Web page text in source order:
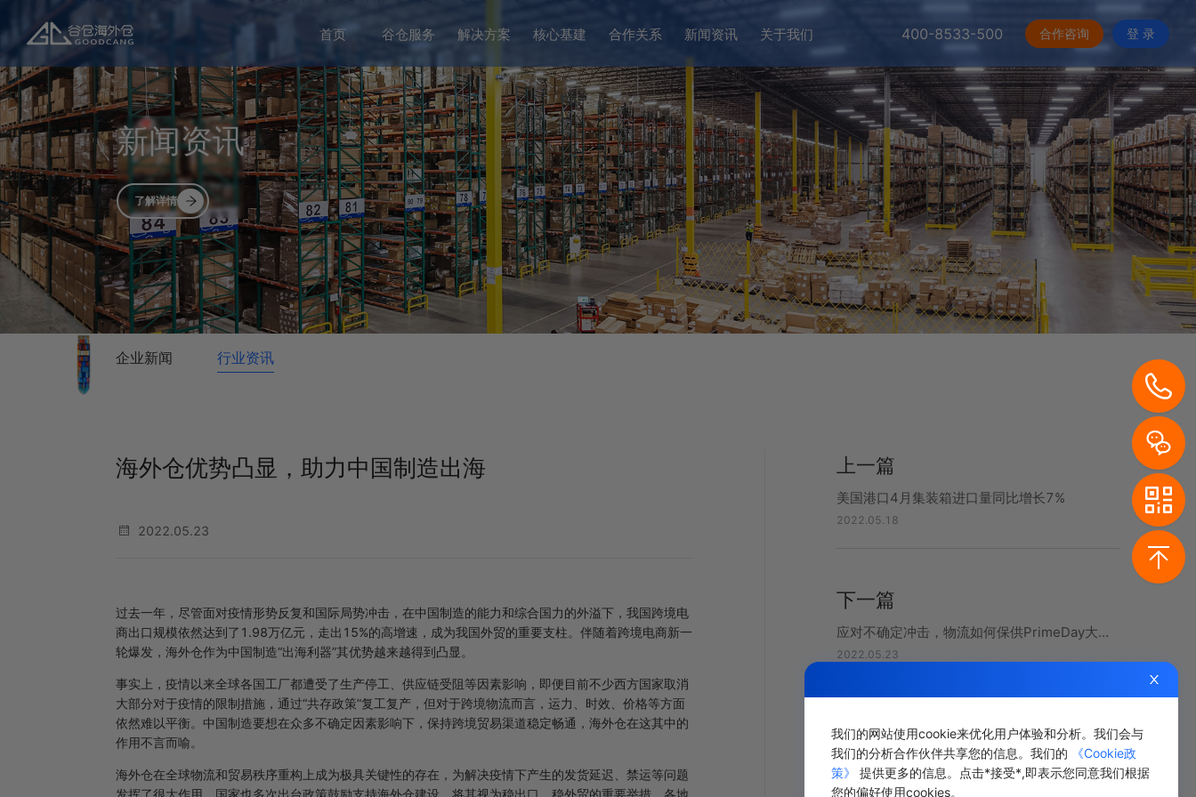
我们的网站使用cookie来优化用户体验和分析。我们会与
我们的分析合作伙伴共享您的信息。我们的
《Cookie政
策》
提供更多的信息。点击*接受*,即表示您同意我们根据
您的偏好使用cookies。
首页 谷仓服务 解决方案 核心基建 合作关系 新闻资讯 关于我们 400-8533-500 合作咨询 登 录
新闻资讯
了解详情
企业新闻 行业资讯
海外仓优势凸显，助力中国制造出海
2022.05.23
过去一年，尽管面对疫情形势反复和国际局势冲击，在中国制造的能力和综合国力的外溢下，我国跨境电
商出口规模依然达到了1.98万亿元，走出15%的高增速，成为我国外贸的重要支柱。伴随着跨境电商新一
轮爆发，海外仓作为中国制造“出海利器”其优势越来越得到凸显。
事实上，疫情以来全球各国工厂都遭受了生产停工、供应链受阻等因素影响，即便目前不少西方国家取消
大部分对于疫情的限制措施，通过“共存政策”复工复产，但对于跨境物流而言，运力、时效、价格等方面
依然难以平衡。中国制造要想在众多不确定因素影响下，保持跨境贸易渠道稳定畅通，海外仓在这其中的
作用不言而喻。
海外仓在全球物流和贸易秩序重构上成为极具关键性的存在，为解决疫情下产生的发货延迟、禁运等问题
上一篇
美国港口4月集装箱进口量同比增长7%
2022.05.18
下一篇
应对不确定冲击，物流如何保供PrimeDay大促？
2022.05.23
相关推荐